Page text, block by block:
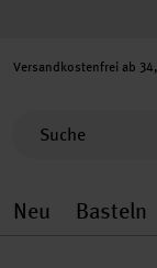
Versandkostenfrei ab
Neu
Neu
Basteln